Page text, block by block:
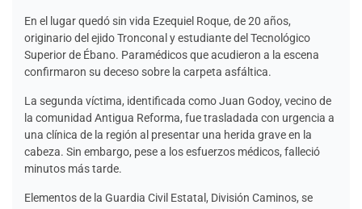
En el lugar quedó sin vida Ezequiel Roque, de 20 años,
originario del ejido Tronconal y estudiante del Tecnológico
Superior de Ébano. Paramédicos que acudieron a la escena
confirmaron su deceso sobre la carpeta asfáltica.
La segunda víctima, identificada como Juan Godoy, vecino de
la comunidad Antigua Reforma, fue trasladada con urgencia a
una clínica de la región al presentar una herida grave en la
cabeza. Sin embargo, pese a los esfuerzos médicos, falleció
minutos más tarde.
Elementos de la Guardia Civil Estatal, División Caminos, se